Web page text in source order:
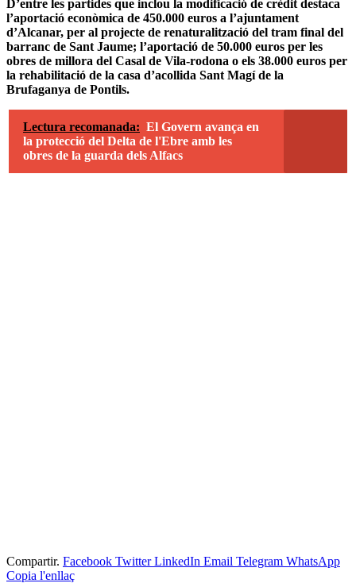
D’entre les partides que inclou la modificació de crèdit destaca
l’aportació econòmica de 450.000 euros a l’ajuntament
d’Alcanar, per al projecte de renaturalització del tram final del
barranc de Sant Jaume; l’aportació de 50.000 euros per les
obres de millora del Casal de Vila-rodona o els 38.000 euros per
la rehabilitació de la casa d’acollida Sant Magí de la
Brufaganya de Pontils.
Lectura recomanada: El Govern avança en
la protecció del Delta de l'Ebre amb les
obres de la guarda dels Alfacs
Compartir. Facebook Twitter LinkedIn Email Telegram WhatsApp
Copia l'enllaç